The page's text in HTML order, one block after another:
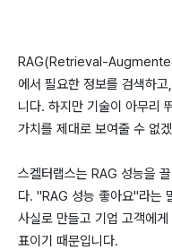
RAG(Retrieval-
에서 필요한 정보를 검색하
니다. 하지만 기술이 아무리
가치를 제대로 보여줄 수 없
스켈터랩스는 RAG 성능을
다. "RAG 성능 좋아요"라는
사실로 만들고 기업 고객에
표이기 때문입니다.